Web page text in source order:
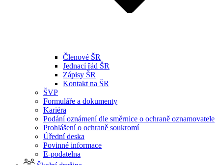
Členové ŠR
Jednací řád ŠR
Zápisy ŠR
Kontakt na ŠR
ŠVP
Formuláře a dokumenty
Kariéra
Podání oznámení dle směrnice o ochraně oznamovatele
Prohlášení o ochraně soukromí
Úřední deska
Povinné informace
E-podatelna